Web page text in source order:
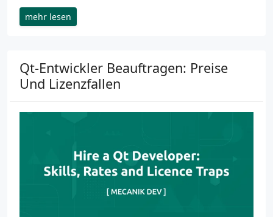
mehr lesen
Qt-Entwickler Beauftragen: Preise
Und Lizenzfallen